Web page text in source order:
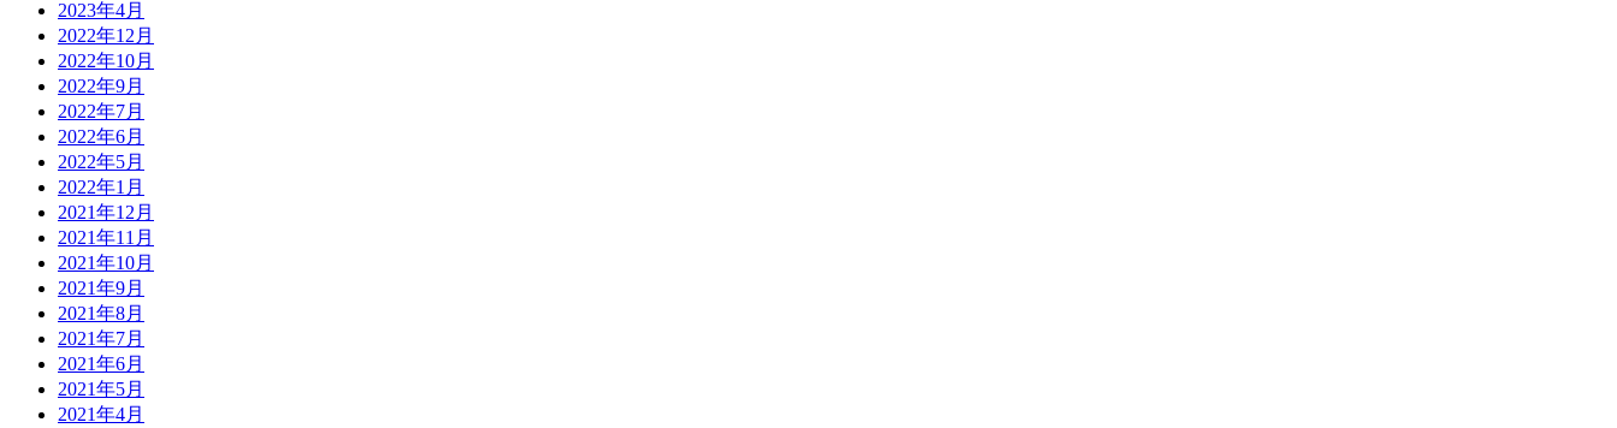
2023年4月
2022年12月
2022年10月
2022年9月
2022年7月
2022年6月
2022年5月
2022年1月
2021年12月
2021年11月
2021年10月
2021年9月
2021年8月
2021年7月
2021年6月
2021年5月
2021年4月